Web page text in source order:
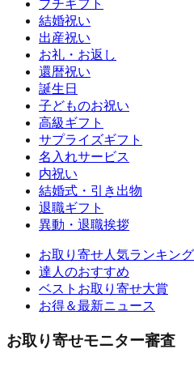
プチギフト
結婚祝い
出産祝い
お礼・お返し
還暦祝い
誕生日
子どものお祝い
高級ギフト
サプライズギフト
名入れサービス
内祝い
結婚式・引き出物
退職ギフト
異動・退職挨拶
お取り寄せ人気ランキング
達人のおすすめ
ベストお取り寄せ大賞
お得＆最新ニュース
お取り寄せモニター審査